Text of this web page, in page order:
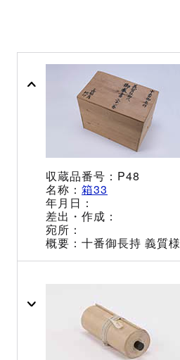
P48
箱33
十番御長持 義質